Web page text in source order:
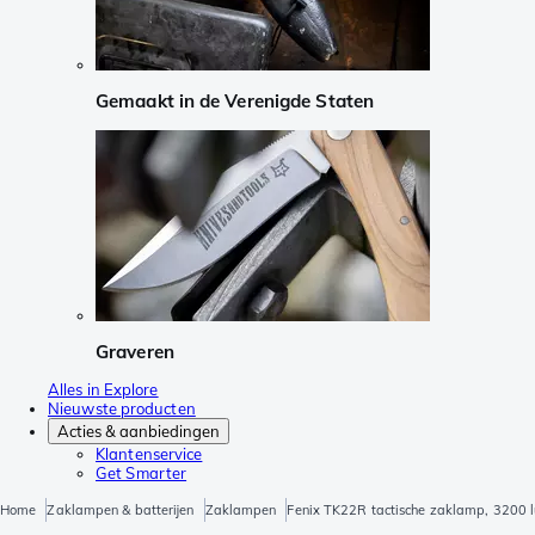
Gemaakt in de Verenigde Staten
Graveren
Alles in Explore
Nieuwste producten
Acties & aanbiedingen
Klantenservice
Get Smarter
Home Zaklampen & batterijen Zaklampen Fenix TK22R tactische zaklamp, 3200